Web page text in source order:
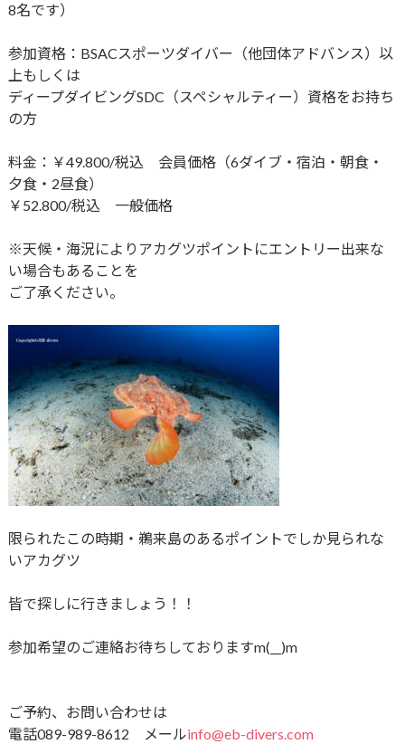
8名です）
参加資格：BSACスポーツダイバー（他団体アドバンス）以
上もしくは
ディープダイビングSDC（スペシャルティー）資格をお持ち
の方
料金：￥49.800/税込 会員価格（6ダイブ・宿泊・朝食・
夕食・2昼食）
￥52.800/税込 一般価格
※天候・海況によりアカグツポイントにエントリー出来な
い場合もあることを
ご了承ください。
限られたこの時期・鵜来島のあるポイントでしか見られな
いアカグツ
皆で探しに行きましょう！！
参加希望のご連絡お待ちしておりますm(__)m
ご予約、お問い合わせは
電話089-989-8612 メールinfo@eb-divers.com